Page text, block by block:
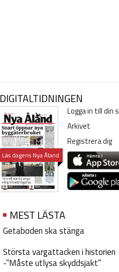
DIGITALTIDNINGEN
Läs dagens Nya Åland
Logga in till din
Arkivet
Registrera dig
MEST LÄSTA
Getaboden ska stänga
Största vargattacken i historien
-”Måste utlysa skyddsjakt”